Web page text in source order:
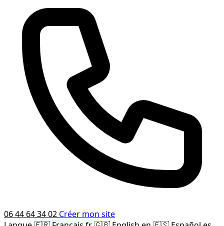
06 44 64 34 02 Créer mon site